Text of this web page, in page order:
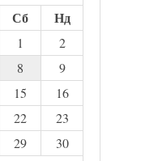
Сб Нд
1
2
8
9
15
16
22
23
29
30